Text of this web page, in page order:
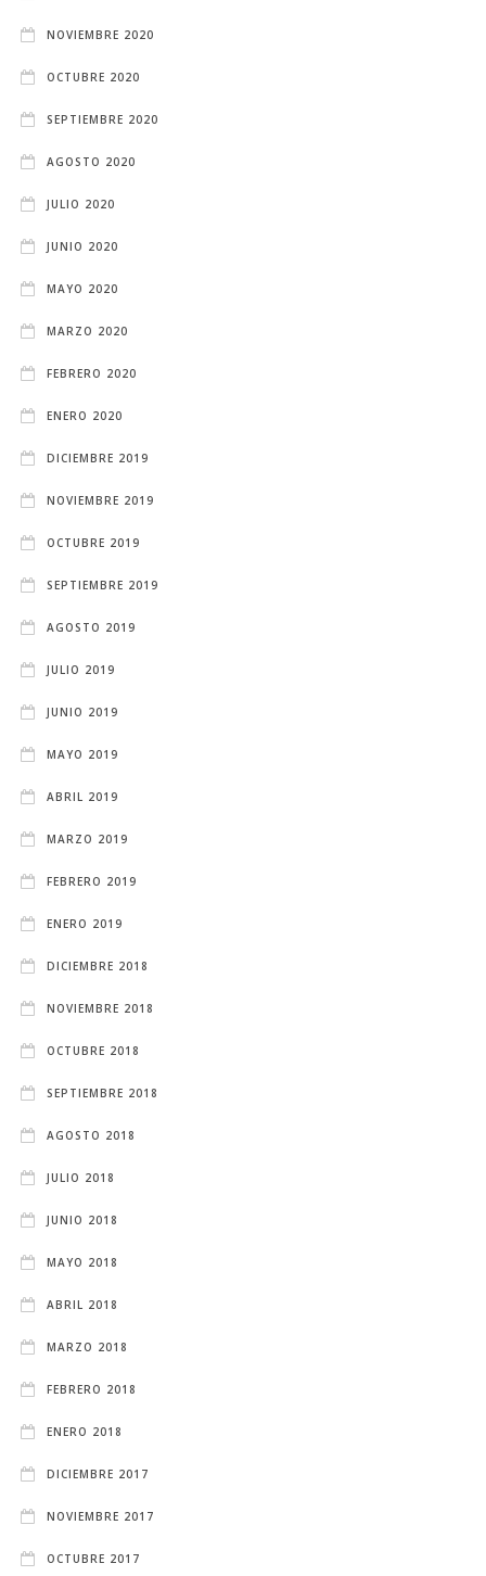
NOVIEMBRE 2020
OCTUBRE 2020
SEPTIEMBRE 2020
AGOSTO 2020
JULIO 2020
JUNIO 2020
MAYO 2020
MARZO 2020
FEBRERO 2020
ENERO 2020
DICIEMBRE 2019
NOVIEMBRE 2019
OCTUBRE 2019
SEPTIEMBRE 2019
AGOSTO 2019
JULIO 2019
JUNIO 2019
MAYO 2019
ABRIL 2019
MARZO 2019
FEBRERO 2019
ENERO 2019
DICIEMBRE 2018
NOVIEMBRE 2018
OCTUBRE 2018
SEPTIEMBRE 2018
AGOSTO 2018
JULIO 2018
JUNIO 2018
MAYO 2018
ABRIL 2018
MARZO 2018
FEBRERO 2018
ENERO 2018
DICIEMBRE 2017
NOVIEMBRE 2017
OCTUBRE 2017